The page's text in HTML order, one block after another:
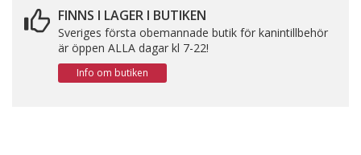
FINNS I LAGER I BUTIKEN
Sveriges första obemannade butik för kanintillbehör
är öppen ALLA dagar kl 7-22!
Info om butiken